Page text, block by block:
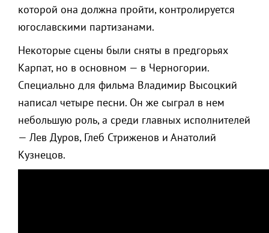
которой она должна пройти, контролируется
югославскими партизанами.
Некоторые сцены были сняты в предгорьях
Карпат, но в основном — в Черногории.
Специально для фильма Владимир Высоцкий
написал четыре песни. Он же сыграл в нем
небольшую роль, а среди главных исполнителей
— Лев Дуров, Глеб Стриженов и Анатолий
Кузнецов.